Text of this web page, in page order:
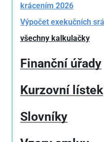
krácením 2026
Výpočet exekučních
všechny kalkulačky
Finanční úřady
Kurzovní lístek
Slovníky